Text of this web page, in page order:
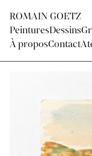
ROMAIN GOETZ
PeinturesDessins
À proposContact